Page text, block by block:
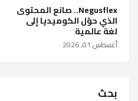
Negusflex.. صانع المحتوى
الذي حوّل الكوميديا إلى
لغة عالمية
أغسطس 01, 2026
بحث